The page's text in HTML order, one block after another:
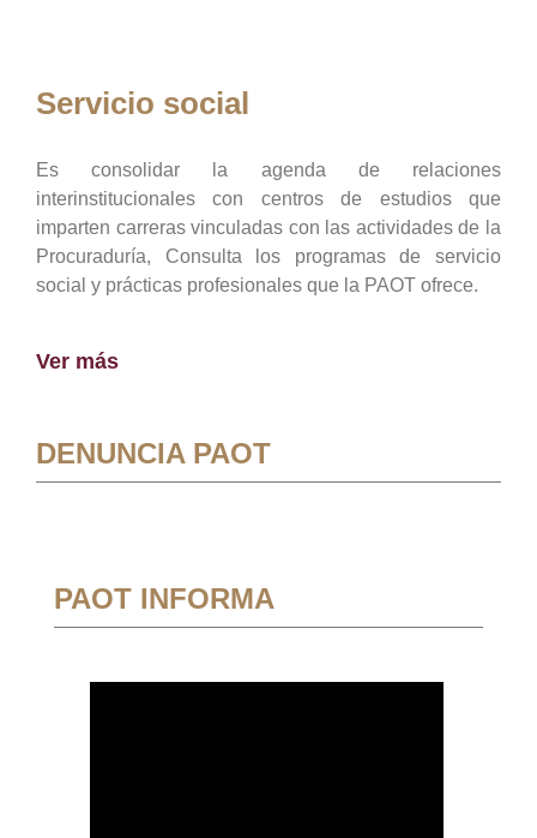
Servicio social
Es consolidar la agenda de relaciones
interinstitucionales con centros de estudios que
imparten carreras vinculadas con las actividades de la
Procuraduría, Consulta los programas de servicio
social y prácticas profesionales que la PAOT ofrece.
Ver más
DENUNCIA PAOT
PAOT INFORMA